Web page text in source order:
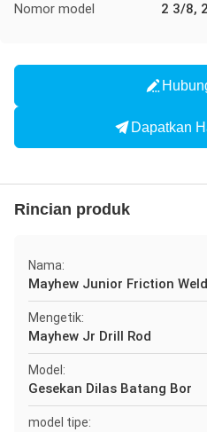
Nomor model 2 3/8,
Dapatkan
Rincian produk
Nama:
Mayhew Junior Friction
Mengetik:
Mayhew Jr Drill Rod
Model:
Gesekan Dilas Batang Bor
model tipe: